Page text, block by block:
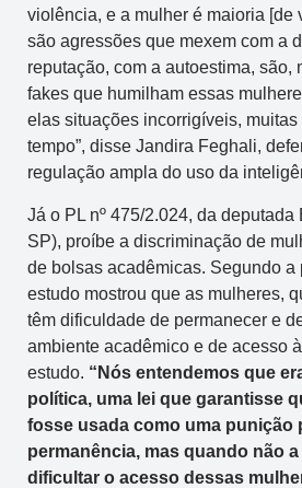
violência, e a mulher é maioria [de
são agressões que mexem com a
reputação, com a autoestima, são,
fakes que humilham essas
elas situações incorrigíveis,
tempo”, disse Jandira Feghali,
regulação ampla do uso da
Já o PL nº 475/2.024, da
SP), proíbe a discriminação de
de bolsas acadêmicas. Segundo a
estudo mostrou que as mulheres,
têm dificuldade de permanecer e
ambiente acadêmico e de acesso
estudo. “Nós entendemos que
política, uma lei que garantisse
fosse usada como uma punição
permanência, mas quando não
dificultar o acesso dessas